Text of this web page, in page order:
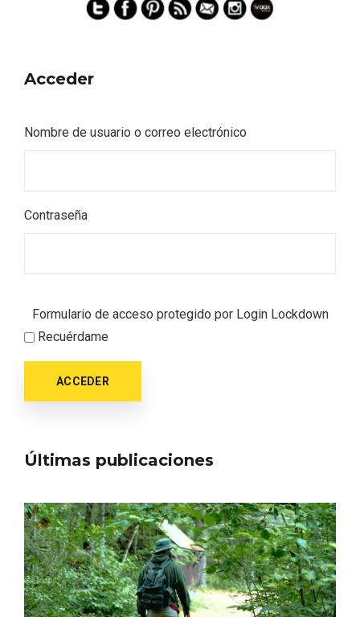
Acceder
Nombre de usuario o correo electrónico
Contraseña
Formulario de acceso protegido por Login Lockdown
Recuérdame
ACCEDER
Últimas publicaciones
Semana Santa en la Ribera del Duero